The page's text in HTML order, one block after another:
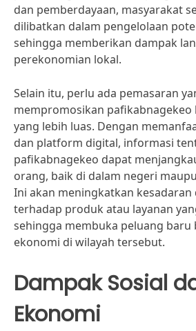
dan pemberdayaan, masyarakat
dilibatkan dalam pengelolaan
sehingga memberikan dampak
perekonomian lokal.
Selain itu, perlu ada pemasaran
mempromosikan pafikabnagekeo
yang lebih luas. Dengan
dan platform digital, informasi
pafikabnagekeo dapat
orang, baik di dalam negeri
Ini akan meningkatkan kesadaran
terhadap produk atau layanan
sehingga membuka peluang
ekonomi di wilayah tersebut.
Dampak Sosial
Ekonomi